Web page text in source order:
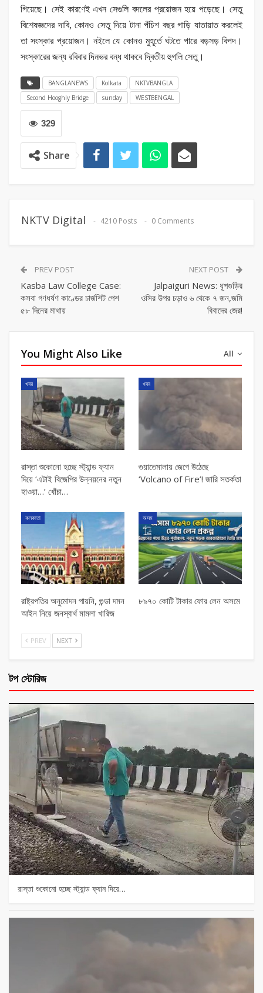
গিয়েছে। সেই কারণেই এখন সেগুলি বদলের প্রয়োজন হয়ে পড়েছে। সেতু
বিশেষজ্ঞদের দাবি, কোনও সেতু দিয়ে টানা পঁচিশ বছর গাড়ি যাতায়াত করলেই
তা সংস্কার প্রয়োজন। নইলে যে কোনও মুহূর্তে ঘটতে পারে বড়সড় বিপদ।
সংস্কারের জন্য রবিবার দিনভর বন্ধ থাকবে দ্বিতীয় হুগলি সেতু।
BANGLANEWS Kolkata
NKTVBANGLA
Second Hooghly Bridge
sunday WESTBENGAL
329
Share
NKTV Digital 4210 Posts 0 Comments
PREV POST
Kasba Law College Case:
কসবা গণধর্ষণ কাণ্ডের চার্জশিট পেশ
৫৮ দিনের মাথায়
NEXT POST
Jalpaiguri News: ধূপগুড়ির
ওসির উপর চড়াও ৬ থেকে ৭ জন,জমি
বিবাদের জের!
All
You Might Also Like
খবর
রাস্তা শুকোনো হচ্ছে স্ট্যান্ড ফ্যান
দিয়ে ‘এটাই বিজেপির উন্নয়নের নতুন
হাওয়া…’ খোঁচা…
খবর
গুয়াতেমালায় জেগে উঠেছে
‘Volcano of Fire’! জারি সতর্কতা
কলকাতা
রাষ্ট্রপতির অনুমোদন পায়নি, গুন্ডা দমন
আইন নিয়ে জনস্বার্থ মামলা খারিজ
অসম
৮৯৭০ কোটি টাকার ফোর লেন অসমে
PREV NEXT
টপ স্টোরিজ
রাস্তা শুকোনো হচ্ছে স্ট্যান্ড ফ্যান দিয়ে…